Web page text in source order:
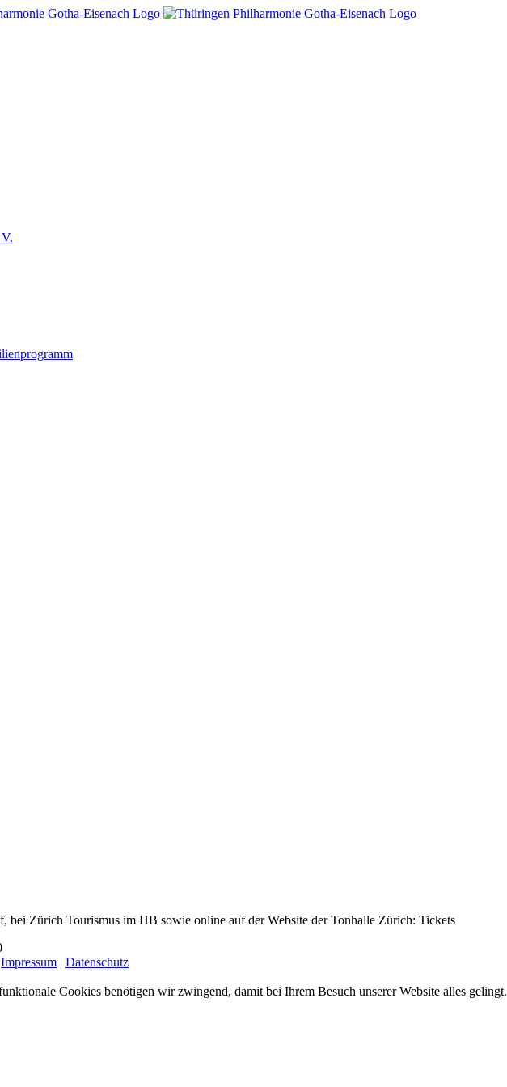
bei Zürich Tourismus im HB sowie online auf der Website der Tonhalle Zürich: Tickets
Impressum | Datenschutz
Cookies benötigen wir zwingend, damit bei Ihrem Besuch unserer Website alles gelingt.